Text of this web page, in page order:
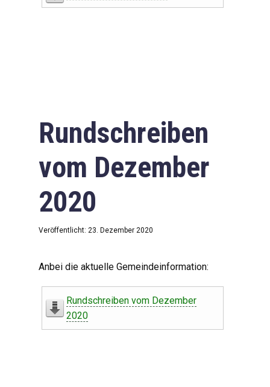
Rundschreiben
vom Dezember
2020
Veröffentlicht: 23. Dezember 2020
Anbei die aktuelle Gemeindeinformation:
Rundschreiben vom Dezember
2020